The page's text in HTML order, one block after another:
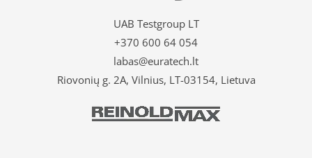
UAB Testgroup LT
+370 600 64 054
labas@euratech.lt
Riovonių g. 2A, Vilnius, LT-03154, Lietuva